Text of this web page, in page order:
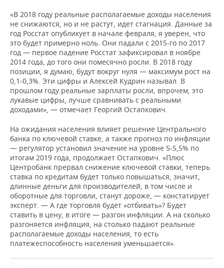
«В 2018 году реальные располагаемые доходы населения
не снижаются, но и не растут, идет стагнация. Данные за
год Росстат опубликует в начале февраля, я уверен, что
это будет примерно ноль. Они падали с 2015-го по 2017
год — первое падение Росстат зафиксировал в ноябре
2014 года, до того они помесячно росли. В 2018 году
позиции, я думаю, будут вокруг нуля — максимум рост на
0,1-0,3%. Эти цифры и Алексей Кудрин называл. В
прошлом году реальные зарплаты росли, впрочем, это
лукавые цифры, лучше сравнивать с реальными
доходами», — отмечает Георгий Остапкович.
На ожидания населения влияет решение Центрального
банка по ключевой ставке, а также прогноз по инфляции
— регулятор установил значение на уровне 5-5,5% по
итогам 2019 года, продолжает Остапкович. «Плюс
Центробанк прервал снижение ключевой ставки, теперь
ставка по кредитам будет только повышаться, значит,
длинные деньги для производителей, в том числе и
оборотные для торговли, станут дороже, — констатирует
эксперт. — А где торговля будет «отбивать»? Будет
ставить в цену, в итоге — разгон инфляции. А на сколько
разгоняется инфляция, на столько падают реальные
располагаемые доходы населения, то есть
платежеспособность населения уменьшается».